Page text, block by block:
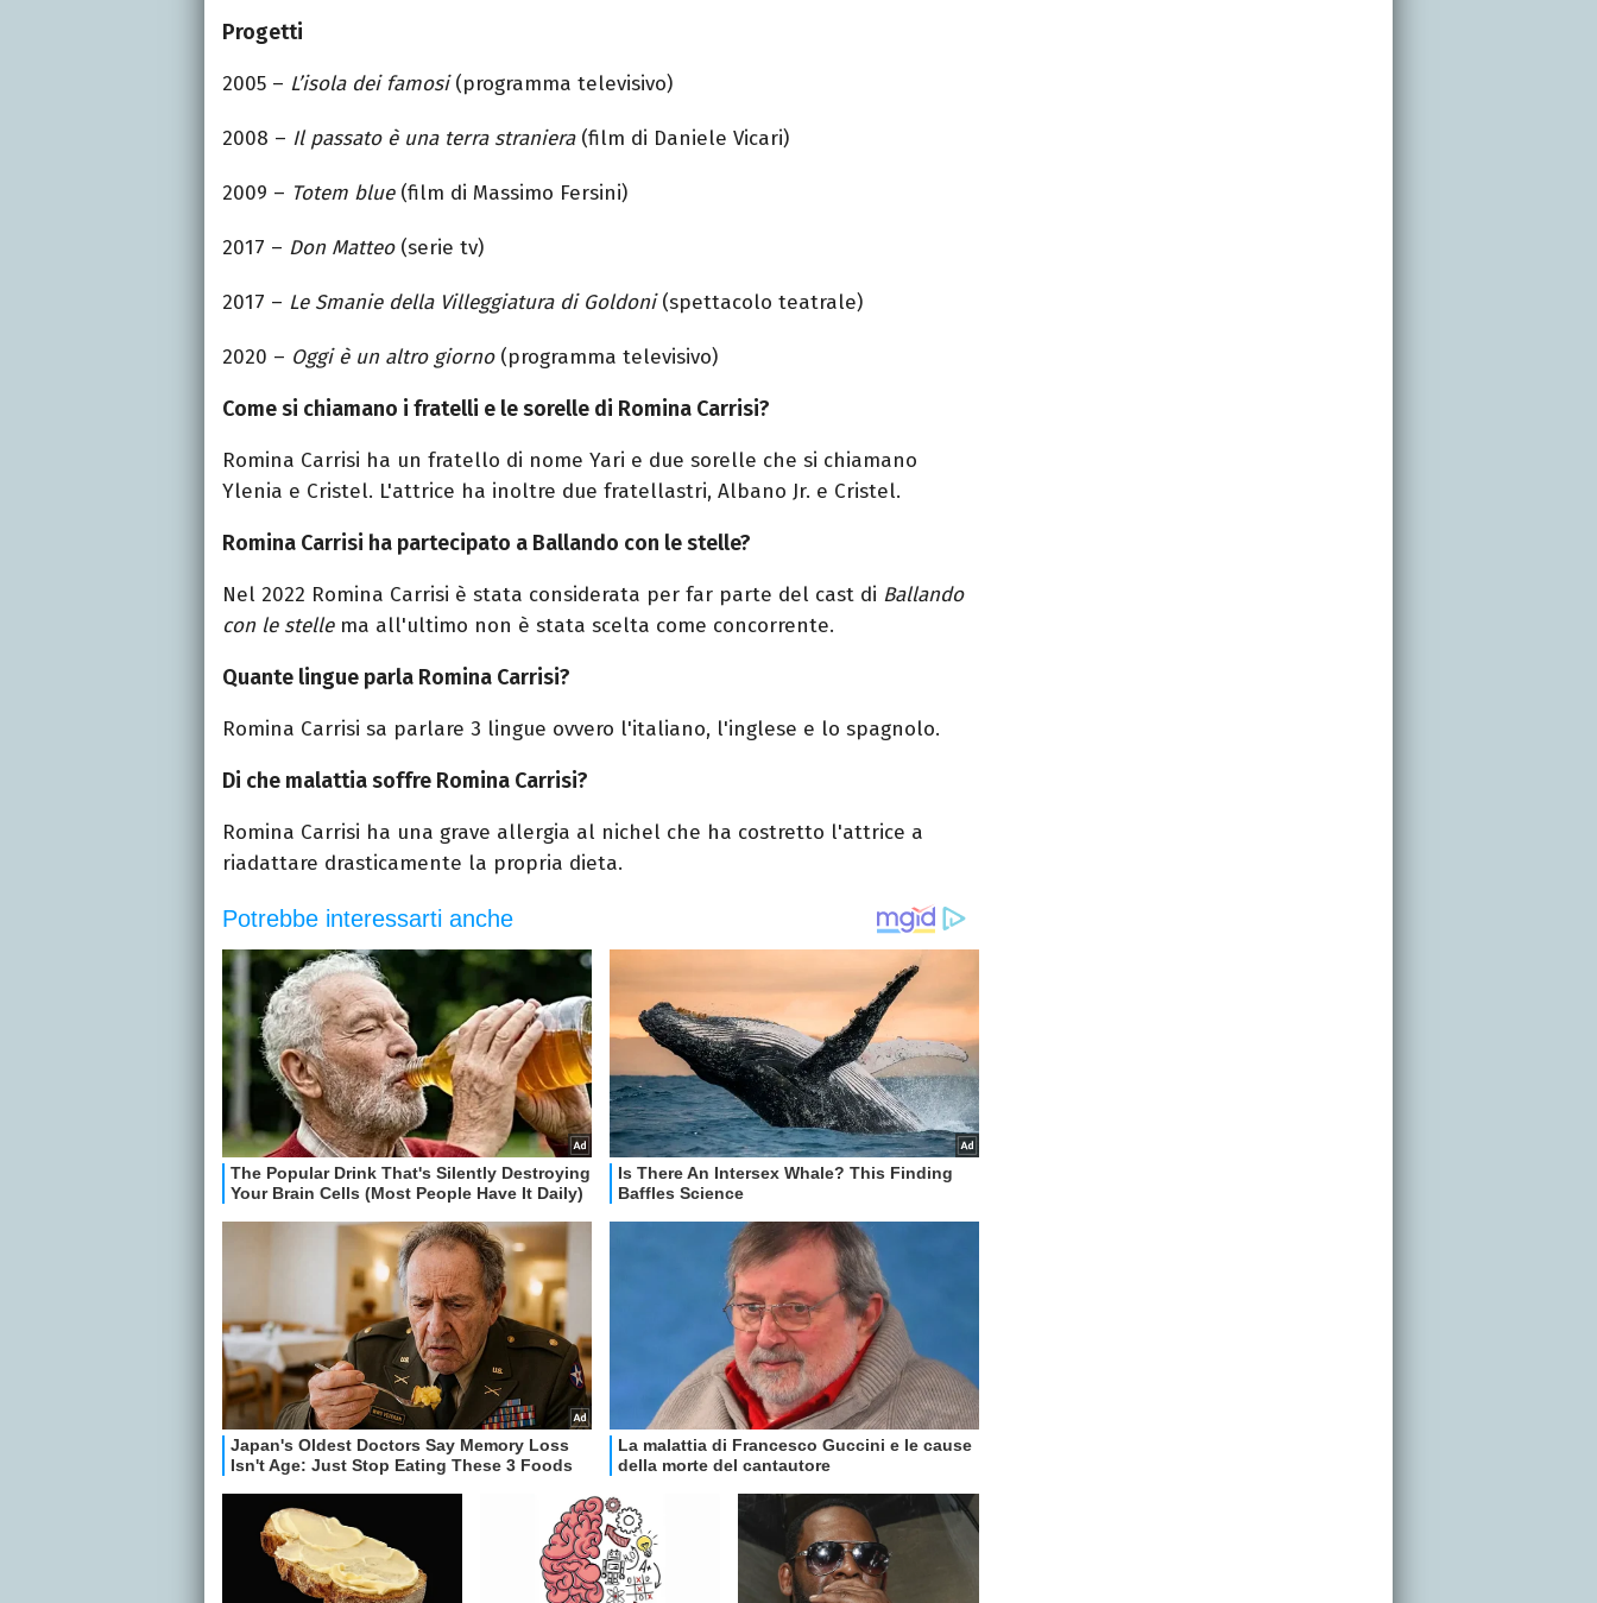
Progetti
2005 – L’isola dei famosi(programma televisivo)
2008 – Il passato è una terra straniera(film di Daniele Vicari)
2009 – Totem blue(film di Massimo Fersini)
2017 – Don Matteo(serie tv)
2017 – Le Smanie della Villeggiatura di Goldoni(spettacolo teatrale)
2020 – Oggi è un altro giorno(programma televisivo)
Come si chiamano i fratelli e le sorelle di Romina Carrisi?
Romina Carrisi ha un fratello di nome Yari e due sorelle che si chiamano
Ylenia e Cristel. L'attrice ha inoltre due fratellastri, Albano Jr. e Cristel.
Romina Carrisi ha partecipato a Ballando con le stelle?
Nel 2022 Romina Carrisi è stata considerata per far parte del cast di Ballando
con le stellema all'ultimo non è stata scelta come concorrente.
Quante lingue parla Romina Carrisi?
Romina Carrisi sa parlare 3 lingue ovvero l'italiano, l'inglese e lo spagnolo.
Di che malattia soffre Romina Carrisi?
Romina Carrisi ha una grave allergia al nichel che ha costretto l'attrice a
riadattare drasticamente la propria dieta.